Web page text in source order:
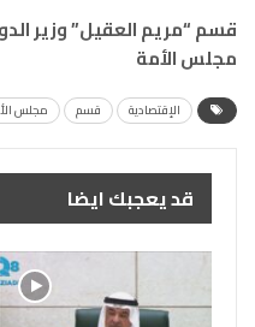
قسم “مريم العقيل” وزير
مجلس الأمة
الإقتصادية قسم مجلس
قد يعجبك ايضا